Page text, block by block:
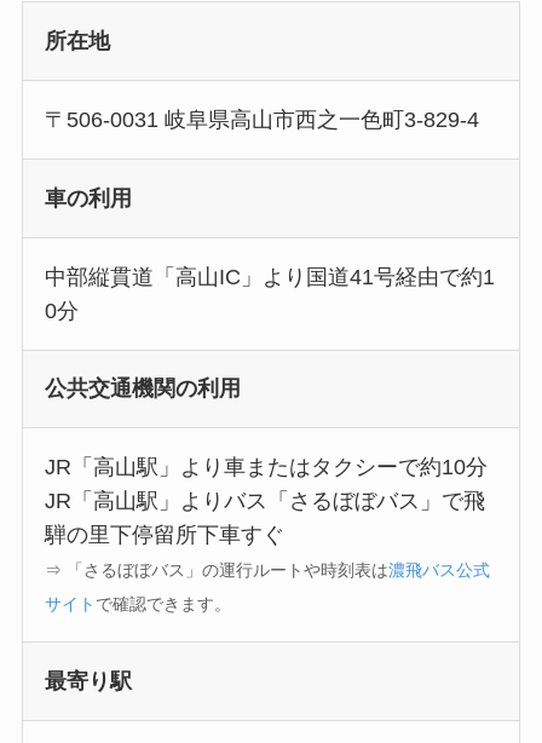
所在地
〒506-0031 岐阜県高山市西之一色町3-829-4
車の利用
中部縦貫道「高山IC」より国道41号経由で約1
0分
公共交通機関の利用
JR「高山駅」より車またはタクシーで約10分
JR「高山駅」よりバス「さるぼぼバス」で飛
騨の里下停留所下車すぐ
⇒ 「さるぼぼバス」の運行ルートや時刻表は濃飛バス公式
サイト で確認できます。
最寄り駅